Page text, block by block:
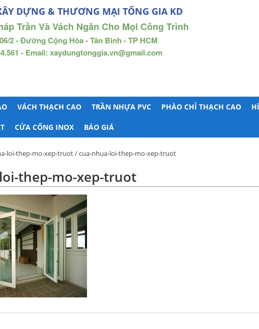
DỰNG & THƯƠNG MẠI TỐNG GIA KD
Trần Và Vách Ngăn Cho Mọi Công Trình
2 - Đường Cộng Hòa - Tân Bình - TP HCM
- Email: xaydungtonggia.vn@gmail.com
VÁCH THẠCH CAO TRẦN NHỰA PVC PHÀO CHỈ THẠCH CAO
CỬA CỔNG INOX BÁO GIÁ
loi-thep-mo-xep-truot/ cua-nhua-loi-thep-mo-xep-truot
thep-mo-xep-truot